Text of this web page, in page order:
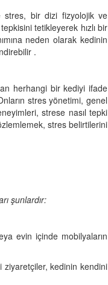
stres, bir dizi fizyolojik ve
tetikleyerek hızlı bir
neden olarak kedinin
.
herhangi bir kediyi ifade
stres yönetimi, genel
strese nasıl tepki
stres belirtilerini
şunlardır:
evin içinde mobilyaların
ziyaretçiler, kedinin kendini